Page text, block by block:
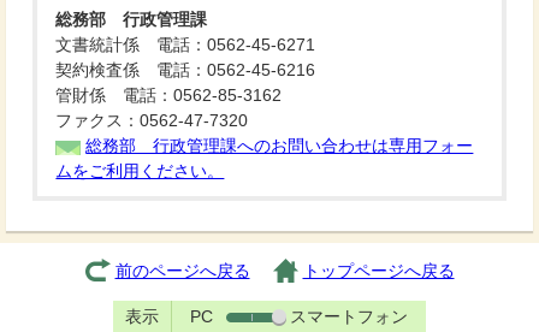
総務部 行政管理課
文書統計係 電話：0562-45-6271
契約検査係 電話：0562-45-6216
管財係 電話：0562-85-3162
ファクス：0562-47-7320
総務部 行政管理課へのお問い合わせは専用フォー
ムをご利用ください。
前のページへ戻る トップページへ戻る
表示 PC スマートフォン